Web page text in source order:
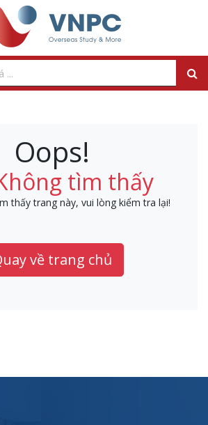
Oops!
tìm thấy
thấy trang này, vui lòng kiểm tra lại!
về trang chủ